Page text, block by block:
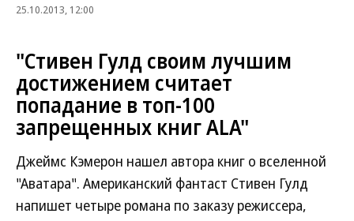
25.10.2013, 12:00
"Стивен Гулд своим лучшим
достижением считает
попадание в топ-100
запрещенных книг ALA"
Джеймс Кэмерон нашел автора книг о вселенной
"Аватара". Американский фантаст Стивен Гулд
напишет четыре романа по заказу режиссера,